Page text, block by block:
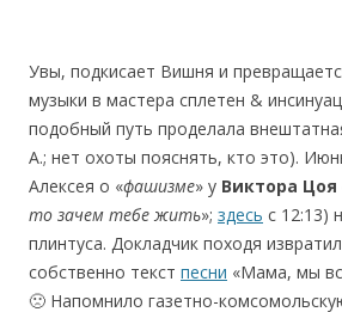
Увы, подкисает Вишня и
музыки в мастера сплетен &
подобный путь проделала
А.; нет охоты пояснять, кто это).
Алексея о «фашизме» у Виктора Цоя
то зачем тебе жить»; здесь с 12:13)
плинтуса. Докладчик походя
собственно текст песни «Мама, мы
🙁 Напомнило газетно-